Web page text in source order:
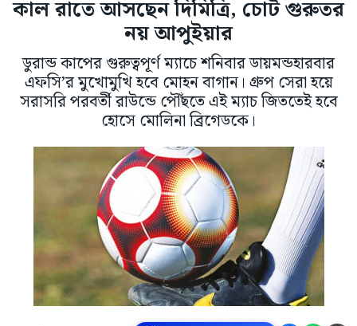
কাল রাতে আসছেন দিমিত্রি, চোট গুরুতর
নয় আপুইয়ার
ডুরান্ড কাপের গুরুত্বপূর্ণ ম্যাচে শনিবার ডায়মন্ডহারবার
এফসি’র মুখোমুখি হবে মোহন বাগান। গ্রুপ সেরা হয়ে
সরাসরি পরবর্তী রাউন্ডে পৌঁছতে এই ম্যাচ জিততেই হবে
হোসে মোলিনা ব্রিগেডকে।